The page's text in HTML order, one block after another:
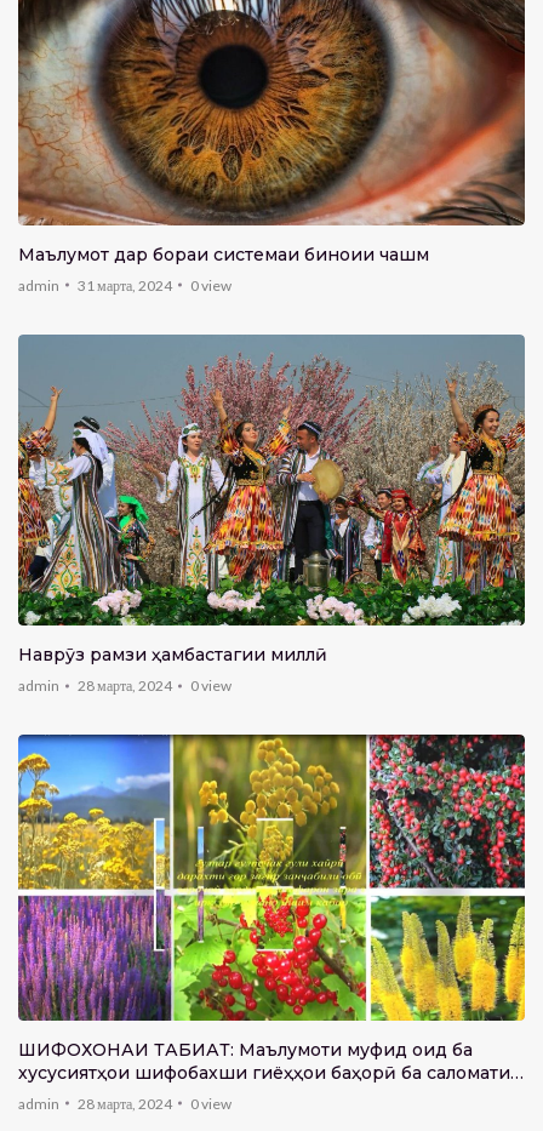
Маълумот дар бораи системаи биноии чашм
admin 31 марта, 2024 0view
Наврӯз рамзи ҳамбастагии миллӣ
admin 28 марта, 2024 0view
ШИФОХОНАИ ТАБИАТ: Маълумоти муфид оид ба
хусусиятҳои шифобахши гиёҳҳои баҳорӣ ба саломатии
инсон
admin 28 марта, 2024 0view